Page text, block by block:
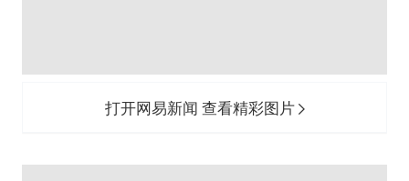
打开网易新闻 查看精彩图片